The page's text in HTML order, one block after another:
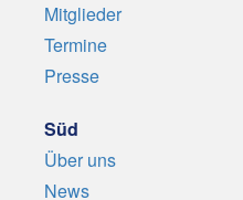
Mitglieder
Termine
Presse
Süd
Über uns
News